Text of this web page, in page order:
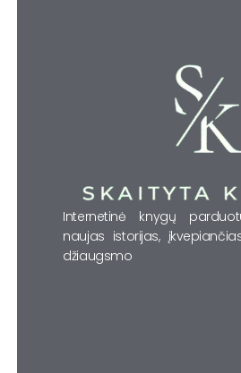
Internetinė knygų
naujas istorijas,
džiaugsmo